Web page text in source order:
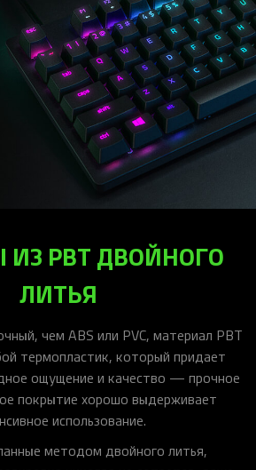
PBT ДВОЙНОГО
ЛИТЬЯ
чем ABS или PVC, материал PBT
термопластик, который придает
ощущение и качество — прочное
покрытие хорошо выдерживает
использование.
методом двойного литья,